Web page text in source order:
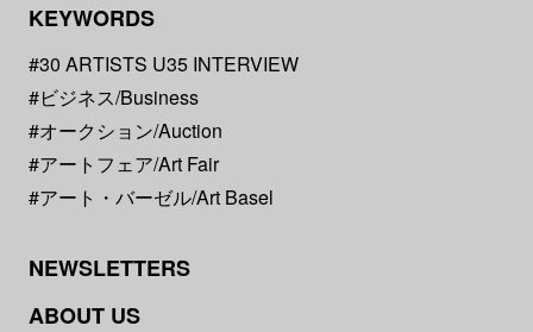
KEYWORDS
#30 ARTISTS U35 INTERVIEW
#ビジネス/Business
#オークション/Auction
#アートフェア/Art Fair
#アート・バーゼル/Art Basel
NEWSLETTERS
ABOUT US